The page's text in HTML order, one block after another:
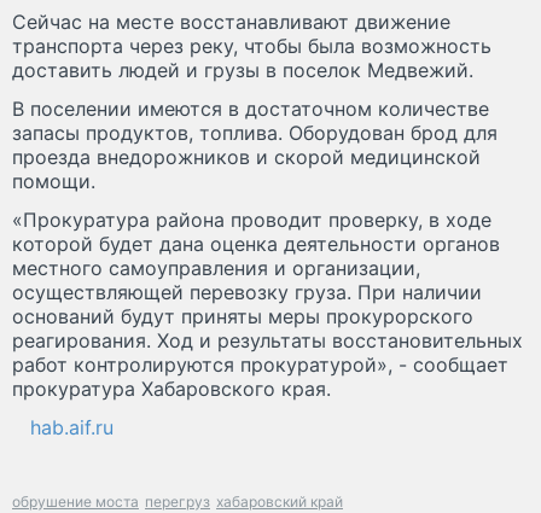
Сейчас на месте восстанавливают движение
транспорта через реку, чтобы была возможность
доставить людей и грузы в поселок Медвежий.
В поселении имеются в достаточном количестве
запасы продуктов, топлива. Оборудован брод для
проезда внедорожников и скорой медицинской
помощи.
«Прокуратура района проводит проверку, в ходе
которой будет дана оценка деятельности органов
местного самоуправления и организации,
осуществляющей перевозку груза. При наличии
оснований будут приняты меры прокурорского
реагирования. Ход и результаты восстановительных
работ контролируются прокуратурой», - сообщает
прокуратура Хабаровского края.
hab.aif.ru
обрушение моста перегруз хабаровский край